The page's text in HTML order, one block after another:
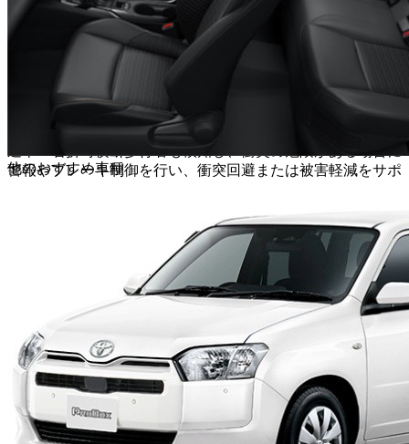
が搭載されています。これらの装備は、ドライバーと同乗
者、そして周囲の人々の安全を守るために、様々な運転シー
ンでドライバーをサポートします。
プリクラッシュセーフティ
最新のミリ波レーダーと単眼カメラの組み合わせにより、昼
夜の歩行者や昼間の自転車運転者、交差点での右折時対向直
警報やブレーキ制御を行い、衝突回避または被害軽減をサポ
レーントレーシングアシスト（LTA）＆レーンディパ
ーチャーアラート（LDA）
高速道路などで、車線の中央付近を走行するようにステアリ
ング操作をサポートしたり、車線逸脱の可能性を検知して警
報で注意を促します。長距離運転時のドライバーの負担を軽
減し、疲労による居眠り運転のリスクを低減します。
レーダークルーズコントロール（全車速追従機能付）
先行車との車間距離を保ちながら追従走行を支援し、渋滞時
などでの運転疲労を軽減します。停止まで対応するため、よ
り快適な渋滞走行が可能です。特にストップ＆ゴーの多い日
他のおすすめ車種